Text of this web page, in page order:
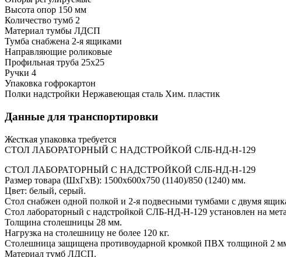
Высота опор 150 мм
Количество тумб 2
Материал тумбы ЛДСП
Тумба снабжена 2-я ящиками
Направляющие роликовые
Профильная труба 25х25
Ручки 4
Упаковка гофрокартон
Полки надстройки Нержавеющая сталь Хим. пластик
Данные для транспортировки
Жесткая упаковка требуется
СТОЛ ЛАБОРАТОРНЫЙ С НАДСТРОЙКОЙ СЛБ-НД-Н-129
СТОЛ ЛАБОРАТОРНЫЙ С НАДСТРОЙКОЙ СЛБ-НД-Н-129
Размер товара (ШхГхВ): 1500х600х750 (1140)/850 (1240) мм.
Цвет: белый, серый.
Стол снабжен одной полкой и 2-я подвесными тумбами с двумя
Стол лабораторный с надстройкой CЛБ-НД-Н-129 установлен на
Толщина столешницы 28 мм.
Нагрузка на столешницу не более 120 кг.
Столешница защищена противоударной кромкой ПВХ толщиной 2
Материал тумб ЛДСП.